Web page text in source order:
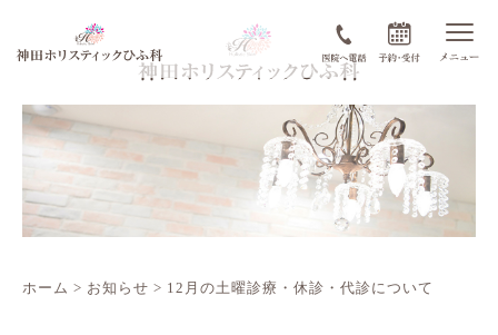
ホーム > お知らせ > 12月の土曜診療・休診・代診について